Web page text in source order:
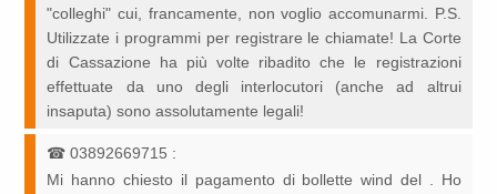
"colleghi" cui, francamente, non voglio accomunarmi. P.S.
Utilizzate i programmi per registrare le chiamate! La Corte
di Cassazione ha più volte ribadito che le registrazioni
effettuate da uno degli interlocutori (anche ad altrui
insaputa) sono assolutamente legali!
☎03892669715 :
Mi hanno chiesto il pagamento di bollette wind del . Ho